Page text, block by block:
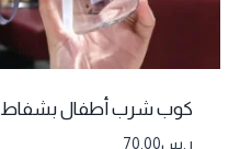
كوب شرب أطفال بشفاط
ر.س70.00